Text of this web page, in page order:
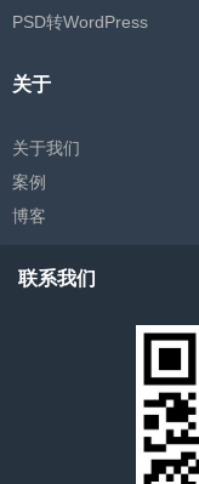
PSD转WordPress
关于
关于我们
案例
博客
联系我们